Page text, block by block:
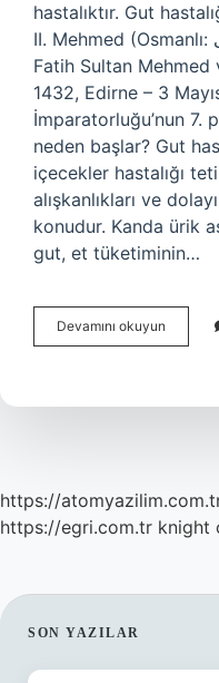
hastalıktır. Gut
II. Mehmed (Osmanlı: محمد ثانى, Meḥemmed-i Sânî),
Fatih Sultan Mehmed
1432, Edirne – 3
İmparatorluğu’nun 7.
neden başlar? Gut
içecekler hastalığı
alışkanlıkları ve
konudur. Kanda ürik
gut, et tüketiminin…
Devamını okuyun
Hastalığı
https://
https://egri.com.tr knight
SIDEBAR
SON YAZILAR